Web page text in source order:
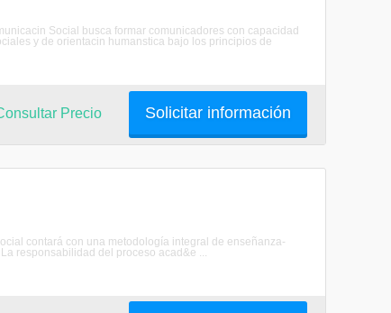
Social busca formar comunicadores con capacidad
y de orientacin humanstica bajo los principios de
Solicitar información
Precio
contará con una metodología integral de enseñanza-
responsabilidad del proceso acad&e ...